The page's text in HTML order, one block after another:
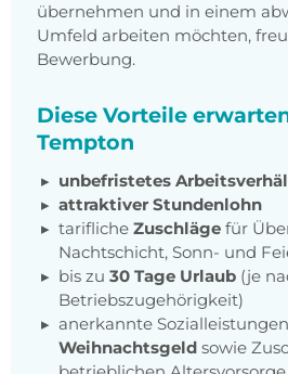
übernehmen und in einem
Umfeld arbeiten möchten,
Bewerbung.
Diese Vorteile
Tempton
unbefristetes
attraktiver Stundenlohn
tarifliche Zuschläge für
Nachtschicht, Sonn- und
bis zu 30 Tage Urlaub (je
Betriebszugehörigkeit)
anerkannte
Weihnachtsgeld sowie